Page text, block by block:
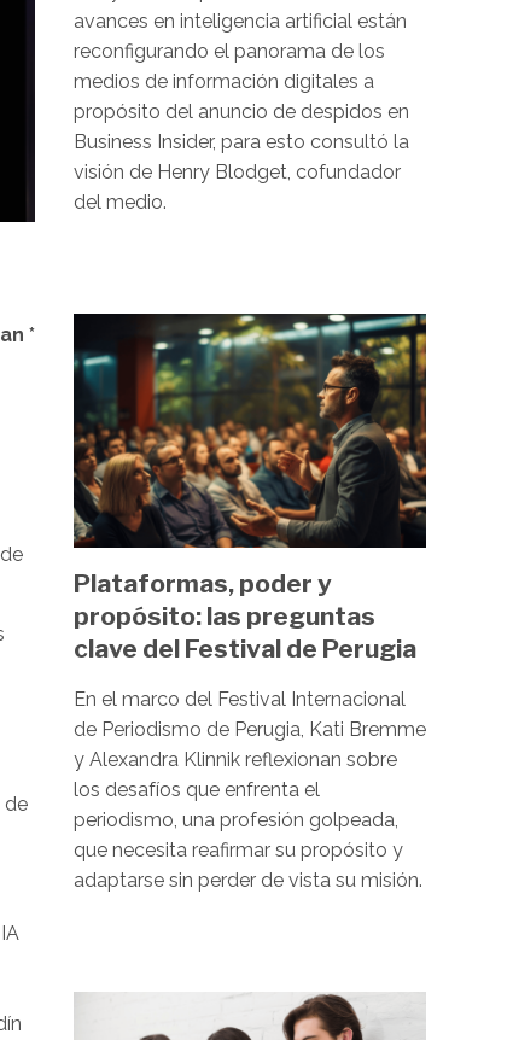
*
de
avances en inteligencia artificial están
reconfigurando el panorama de los
medios de información digitales a
propósito del anuncio de despidos en
Business Insider, para esto consultó la
visión de Henry Blodget, cofundador
del medio.
Plataformas, poder y
propósito: las preguntas
clave del Festival de Perugia
En el marco del Festival Internacional
de Periodismo de Perugia, Kati Bremme
y Alexandra Klinnik reflexionan sobre
los desafíos que enfrenta el
periodismo, una profesión golpeada,
que necesita reafirmar su propósito y
adaptarse sin perder de vista su misión.